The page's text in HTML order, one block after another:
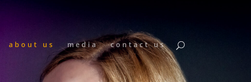
about us media contact us